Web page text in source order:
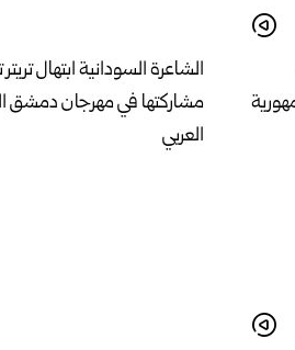
الشاعرة السودانية ابتهال
مشاركتها في مهرجان دمشق
العربي